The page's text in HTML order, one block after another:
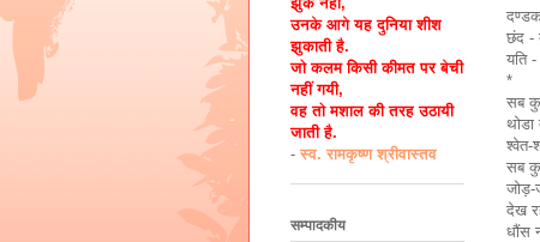
छंद -
यति
*
सब
श्वेत-
सब
जोड़-
देख
धौंस
उनके आगे यह दुनिया शीश
झुकाती है.
जो कलम किसी कीमत पर बेची
नहीं गयी,
वह तो मशाल की तरह उठायी
जाती है.
- स्व. रामकृष्ण श्रीवास्तव
सम्पादकीय